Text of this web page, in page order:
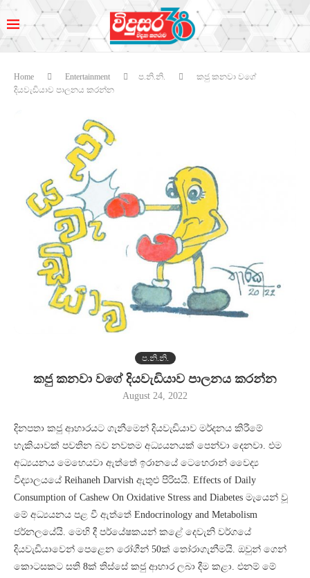
Home Entertainment ප.නි.නි.
කජු කනවා වගේ
දියවැඩියාව පාලනය කරන්න
ප.නි.නි.
කජු කනවා වගේ දියවැඩියාව පාලනය කරන්න
August 24, 2022
දිනපතා කජු ආහාරයට ගැනීමෙන් දියවැඩියාව මර්දනය කිරීමේ
හැකියාවක් පවතින බව නවතම අධ්‍යයනයක් පෙන්වා දෙනවා. එම
අධ්‍යයනය මෙහෙයවා ඇත්තේ ඉරානයේ ටෙහෙරාන් වෛද්‍ය
විද්‍යාලයයේ Reihaneh Darvish ඇතුළු පිරිසයි. Effects of Daily
Consumption of Cashew On Oxidative Stress and Diabetes මැයෙන් වූ
මේ අධ්‍යයනය පළ වී ඇත්තේ Endocrinology and Metabolism
ජර්නලයේයි. මෙහි දී පර්යේෂකයන් කළේ දෙවැනි වර්ගයේ
දියවැඩියාවෙන් පෙළෙන රෝගීන් 50ක් තෝරාගැනීමයි. ඔවුන් ගෙන්
කොටසකට සති 8ක් තිස්සේ කජු ආහාර ලබා දීම කළා. එනම් මේ